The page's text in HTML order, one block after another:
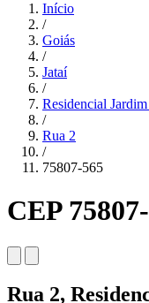
Início
/
Goiás
/
Jataí
/
Residencial Jardim
/
Rua 2
/
75807-565
CEP
Rua 2,